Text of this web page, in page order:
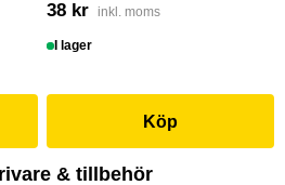
38 kr inkl. moms
I lager
Köp
& tillbehör